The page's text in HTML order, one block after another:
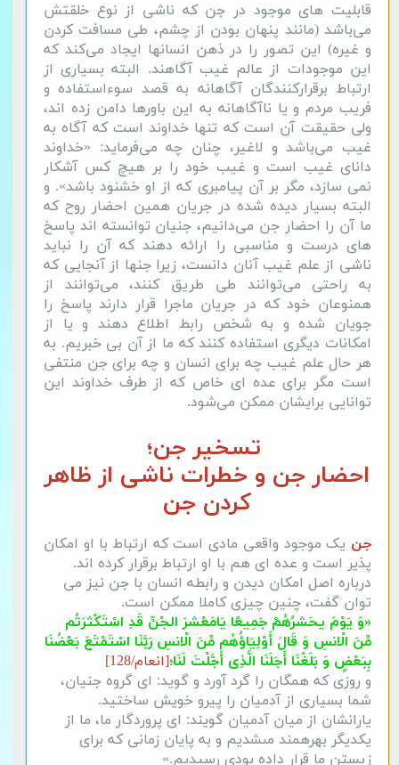
قابلیت های موجود در جن که ناشی از نوع خلقتش
می‌باشد (مانند پنهان بودن از چشم، طی مسافت کردن
و غیره) این تصور را در ذهن انسانها ایجاد می‌کند که
این موجودات از عالم غیب آگاهند. البته بسیاری از
ارتباط برقرارکنندگان آگاهانه به قصد سوءاستفاده و
فریب مردم و یا ناآگاهانه به این باورها دامن زده اند،
ولی حقیقت آن است که تنها خداوند است که آگاه به
غیب می‌باشد و لاغیر، چنان چه می‌فرماید: «خداوند
دانای غیب است و غیب خود را بر هیچ کس آشکار
نمی سازد، مگر بر آن پیامبری که از او خشنود باشد». و
البته بسیار دیده شده در جریان همین احضار روح که
ما آن را احضار جن می‌دانیم، جنیان توانسته اند پاسخ
های درست و مناسبی را ارائه دهند که آن را نباید
ناشی از علم غیب آنان دانست، زیرا جنها از آنجایی که
به راحتی می‌توانند طی طریق کنند، می‌توانند از
همنوعان خود که در جریان ماجرا قرار دارند پاسخ را
جویان شده و به شخص رابط اطلاع دهند و یا از
امکانات دیگری استفاده کنند که ما از آن بی خبریم. به
هر حال علم غیب چه برای انسان و چه برای جن منتفی
است مگر برای عده ای خاص که از طرف خداوند این
توانایی برایشان ممکن می‌شود.
تسخیر جن؛
احضار جن و خطرات ناشی از ظاهر
کردن جن
جن یک موجود واقعی مادی است که ارتباط با او امکان
پذیر است و عده ای هم با او ارتباط برقرار کرده اند.
درباره اصل امکان دیدن و رابطه انسان با جن نیز می
توان گفت، چنین چیزی کاملا ممکن است.
«وَ یَوْمَ یحَشرُهُمْ جَمِیعًا یَامَعْشرَ الجْنّ‏ِ قَدِ اسْتَكْثرَتُم
مِّنَ الْانسِ وَ قَالَ أَوْلِیَاؤُهُم مِّنَ الْانسِ رَبَّنَا اسْتَمْتَعَ بَعْضُنَا
بِبَعْضٍ وَ بَلَغْنَا أَجَلَنَا الَّذِى أَجَّلْتَ لَنَا؛[انعام/128]
و روزى كه همگان را گرد آورد و گوید: اى گروه جنیان،
شما بسیارى از آدمیان را پیرو خویش ساختید.
یارانشان از میان آدمیان گویند: اى پروردگار ما، ما از
یكدیگر بهره‏مند مى‏شدیم و به پایان زمانى كه براى
زیستن ما قرار داده بودى رسیدیم.»